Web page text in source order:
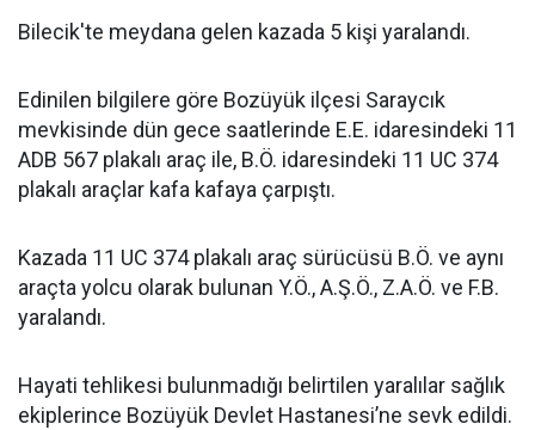
Bilecik'te meydana gelen kazada 5 kişi yaralandı.
Edinilen bilgilere göre Bozüyük ilçesi Saraycık
mevkisinde dün gece saatlerinde E.E. idaresindeki 11
ADB 567 plakalı araç ile, B.Ö. idaresindeki 11 UC 374
plakalı araçlar kafa kafaya çarpıştı.
Kazada 11 UC 374 plakalı araç sürücüsü B.Ö. ve aynı
araçta yolcu olarak bulunan Y.Ö., A.Ş.Ö., Z.A.Ö. ve F.B.
yaralandı.
Hayati tehlikesi bulunmadığı belirtilen yaralılar sağlık
ekiplerince Bozüyük Devlet Hastanesi’ne sevk edildi.